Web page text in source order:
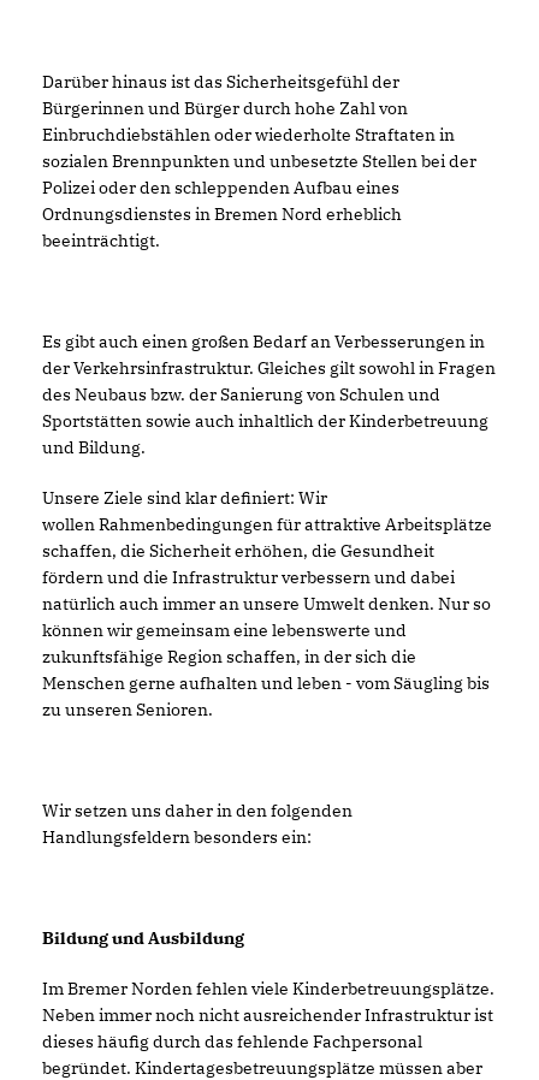
Darüber hinaus ist das Sicherheitsgefühl der
Bürgerinnen und Bürger durch hohe Zahl von
Einbruchdiebstählen oder wiederholte Straftaten in
sozialen Brennpunkten und unbesetzte Stellen bei der
Polizei oder den schleppenden Aufbau eines
Ordnungsdienstes in Bremen Nord erheblich
beeinträchtigt.
Es gibt auch einen großen Bedarf an Verbesserungen in
der Verkehrsinfrastruktur. Gleiches gilt sowohl in Fragen
des Neubaus bzw. der Sanierung von Schulen und
Sportstätten sowie auch inhaltlich der Kinderbetreuung
und Bildung.
Unsere Ziele sind klar definiert: Wir
wollen Rahmenbedingungen für attraktive Arbeitsplätze
schaffen, die Sicherheit erhöhen, die Gesundheit
fördern und die Infrastruktur verbessern und dabei
natürlich auch immer an unsere Umwelt denken. Nur so
können wir gemeinsam eine lebenswerte und
zukunftsfähige Region schaffen, in der sich die
Menschen gerne aufhalten und leben - vom Säugling bis
zu unseren Senioren.
Wir setzen uns daher in den folgenden
Handlungsfeldern besonders ein:
Bildung und Ausbildung
Im Bremer Norden fehlen viele Kinderbetreuungsplätze.
Neben immer noch nicht ausreichender Infrastruktur ist
dieses häufig durch das fehlende Fachpersonal
begründet. Kindertagesbetreuungsplätze müssen aber